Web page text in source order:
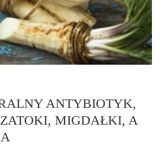
ANTYBIOTYK,
MIGDAŁKI, A